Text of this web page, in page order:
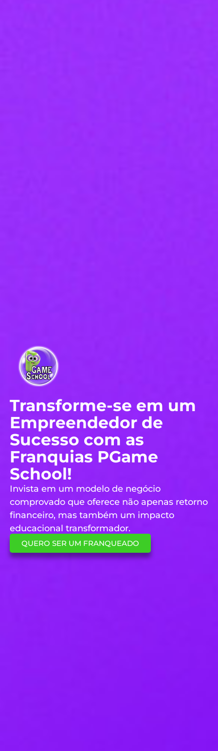
Transforme-se em um
Empreendedor de
Sucesso com as
Franquias PGame
School!
Invista em um modelo de negócio
comprovado que oferece não apenas retorno
financeiro, mas também um impacto
educacional transformador.
QUERO SER UM FRANQUEADO